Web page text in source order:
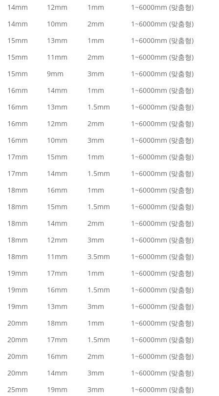
14mm 12mm 1mm
1~6000mm (맞춤형)
14mm
10mm 2mm
1~6000mm (맞춤형)
15mm
13mm 1mm
1~6000mm (맞춤형)
15mm
11mm 2mm
1~6000mm (맞춤형)
15mm
9mm 3mm
1~6000mm (맞춤형)
16mm
14mm 1mm
1~6000mm (맞춤형)
16mm
13mm 1.5mm
1~6000mm (맞춤형)
16mm
12mm 2mm
1~6000mm (맞춤형)
16mm
10mm 3mm
1~6000mm (맞춤형)
17mm
15mm 1mm
1~6000mm (맞춤형)
17mm
14mm 1.5mm
1~6000mm (맞춤형)
18mm
16mm 1mm
1~6000mm (맞춤형)
18mm
15mm 1.5mm
1~6000mm (맞춤형)
18mm
14mm 2mm
1~6000mm (맞춤형)
18mm
12mm 3mm
1~6000mm (맞춤형)
18mm
11mm 3.5mm
1~6000mm (맞춤형)
19mm
17mm 1mm
1~6000mm (맞춤형)
19mm
16mm 1.5mm
1~6000mm (맞춤형)
19mm
13mm 3mm
1~6000mm (맞춤형)
20mm
18mm 1mm
1~6000mm (맞춤형)
20mm
17mm 1.5mm
1~6000mm (맞춤형)
20mm
16mm 2mm
1~6000mm (맞춤형)
20mm
14mm 3mm
1~6000mm (맞춤형)
25mm
19mm 3mm
1~6000mm (맞춤형)